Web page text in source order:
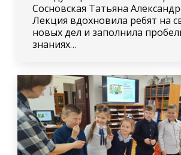
Сосновская Татьяна
Лекция вдохновила ребят на
новых дел и заполнила
знаниях…